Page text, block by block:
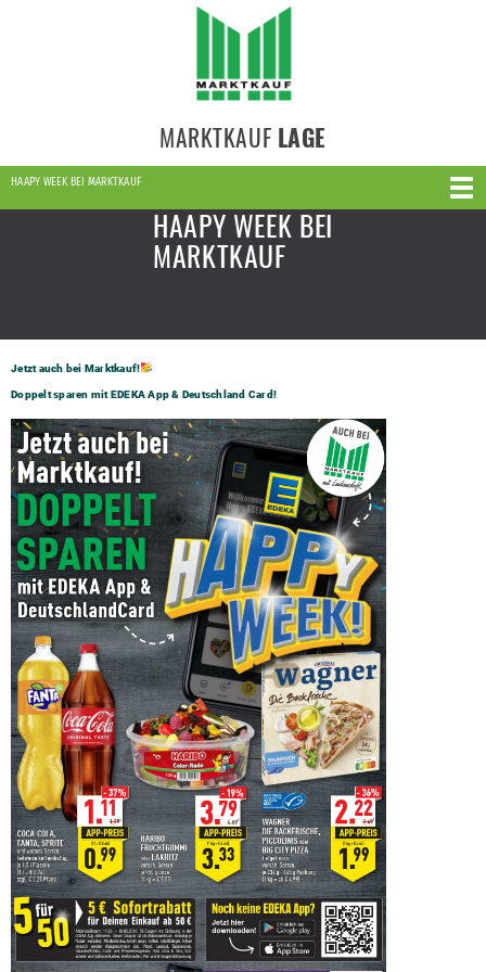
MARKTKAUF LAGE
HAAPY WEEK BEI MARKTKAUF
HAAPY WEEK BEI
MARKTKAUF
Jetzt auch bei Marktkauf!
Doppelt sparen mit EDEKA App & Deutschland Card!